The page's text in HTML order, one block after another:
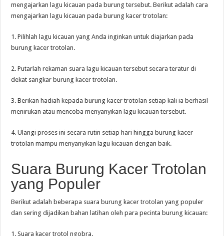
mengajarkan lagu kicauan pada burung tersebut. Berikut adalah cara
mengajarkan lagu kicauan pada burung kacer trotolan:
1. Pilihlah lagu kicauan yang Anda inginkan untuk diajarkan pada
burung kacer trotolan.
2. Putarlah rekaman suara lagu kicauan tersebut secara teratur di
dekat sangkar burung kacer trotolan.
3. Berikan hadiah kepada burung kacer trotolan setiap kali ia berhasil
menirukan atau mencoba menyanyikan lagu kicauan tersebut.
4. Ulangi proses ini secara rutin setiap hari hingga burung kacer
trotolan mampu menyanyikan lagu kicauan dengan baik.
Suara Burung Kacer Trotolan
yang Populer
Berikut adalah beberapa suara burung kacer trotolan yang populer
dan sering dijadikan bahan latihan oleh para pecinta burung kicauan:
1. Suara kacer trotol ngobra.